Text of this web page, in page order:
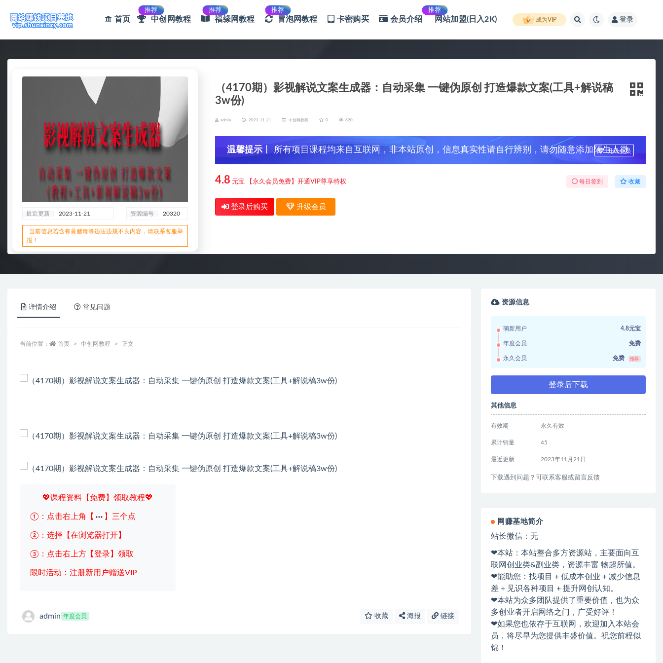
首页
推荐
中创网教程
推荐
福缘网教程
推荐
冒泡网教程 卡密购买 会员介绍
推荐
网站加盟(日入2K) 成为VIP 登录
最近更新 2023-11-21 资源编号 20320
当前信息若含有黄赌毒等违法违规不良内容，请联系客服举
报！
（4170期）影视解说文案生成器：自动采集 一键伪原创 打造爆款文案(工具+解说稿
3w份)
admin 2023-11-21 中创网教程 0 620
温馨提示 丨 所有项目课程均来自互联网，非本站原创，信息真实性请自行辨别，请勿随意添加陌生人微
信，谨防上当受骗！
升级会员
4.8 元宝 【永久会员免费】开通VIP尊享特权 每日签到 收藏
登录后购买 升级会员
详情介绍 常见问题
当前位置： 首页 中创网教程 正文
💖课程资料【免费】领取教程💖
①：点击右上角【 】三个点
②：选择【在浏览器打开】
③：点击右上方【登录】领取
限时活动：注册新用户赠送VIP
admin 年度会员 收藏 海报 链接
资源信息
萌新用户 4.8元宝
年度会员 免费
永久会员 免费 推荐
登录后下载
其他信息
有效期 永久有效
累计销量 45
最近更新 2023年11月21日
下载遇到问题？可联系客服或留言反馈
网赚基地简介
站长微信：无
❤本站：本站整合多方资源站，主要面向互
联网创业类&副业类，资源丰富 物超所值。
❤能助您：找项目 + 低成本创业 + 减少信息
差 + 见识各种项目 + 提升网创认知。
❤本站为众多团队提供了重要价值，也为众
多创业者开启网络之门，广受好评！
❤如果您也依存于互联网，欢迎加入本站会
员，将尽早为您提供丰盛价值。祝您前程似
锦！